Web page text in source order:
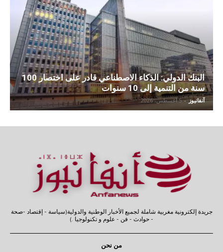
البنك الدولي: الذكاء الاصطناعي قادر على اختصار 100
سنة من التنمية إلى 10 سنوات
آنفانيوز - 5 أغسطس، 2026
جريدة إلكترونية مغربية شاملة لجميع الأخبار الوطنية والدولية(سياسة - إقتصاد -صحة
- حوادث - فن - علوم و تكنولوجيا .)
من نحن